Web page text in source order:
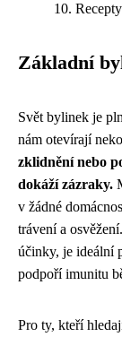
Základní
Svět bylinek je
nám otevírají
zklidnění nebo
dokáží zázraky.
v žádné
trávení a
účinky, je ideální
podpoří imunitu
Pro ty, kteří